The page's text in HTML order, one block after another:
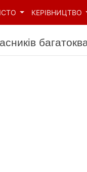
КЕРІВНИЦТВО